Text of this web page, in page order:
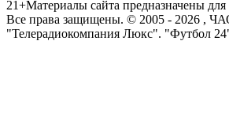
21+Материалы сайта предназначены
Все права защищены. © 2005 - 2026 ,
"Телерадиокомпания Люкс". "Футбол